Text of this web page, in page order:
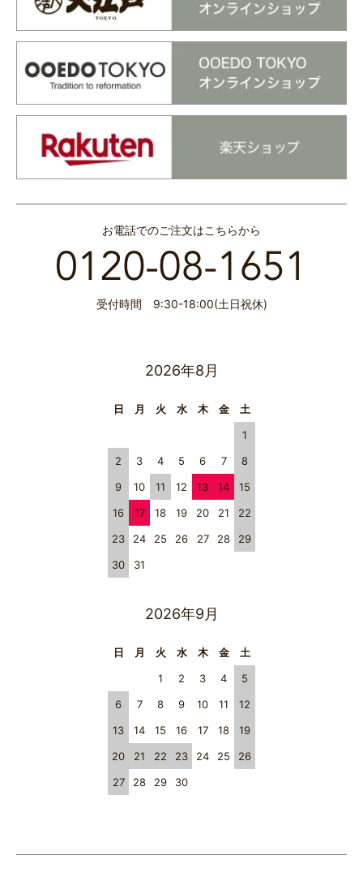
お電話でのご注文はこちらから
受付時間 9:30-18:00(土日祝休)
2026年8月
日 月 火 水 木 金
土
1
2
3 4 5 6 7
8
9
10 11 12 13 14
15
16
17 18 19 20 21
22
23
24 25 26 27 28
29
30
31
2026年9月
日 月 火 水 木 金
土
1
2 3 4
5
6
7 8 9 10 11
12
13
14 15 16 17 18
19
20
21 22 23 24 25
26
27
28 29 30